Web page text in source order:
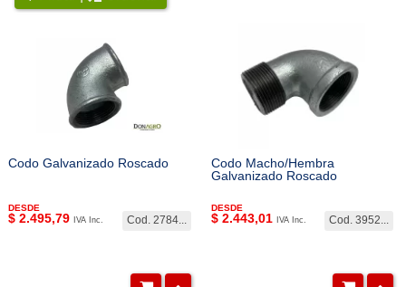
Codo Galvanizado Roscado
Cod. 2784...
DESDE
$ 2.495,79 IVA Inc.
Codo Macho/Hembra
Galvanizado Roscado
Cod. 3952...
DESDE
$ 2.443,01 IVA Inc.